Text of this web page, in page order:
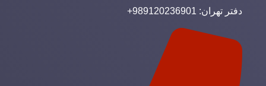
دفتر تهران: 989120236901+